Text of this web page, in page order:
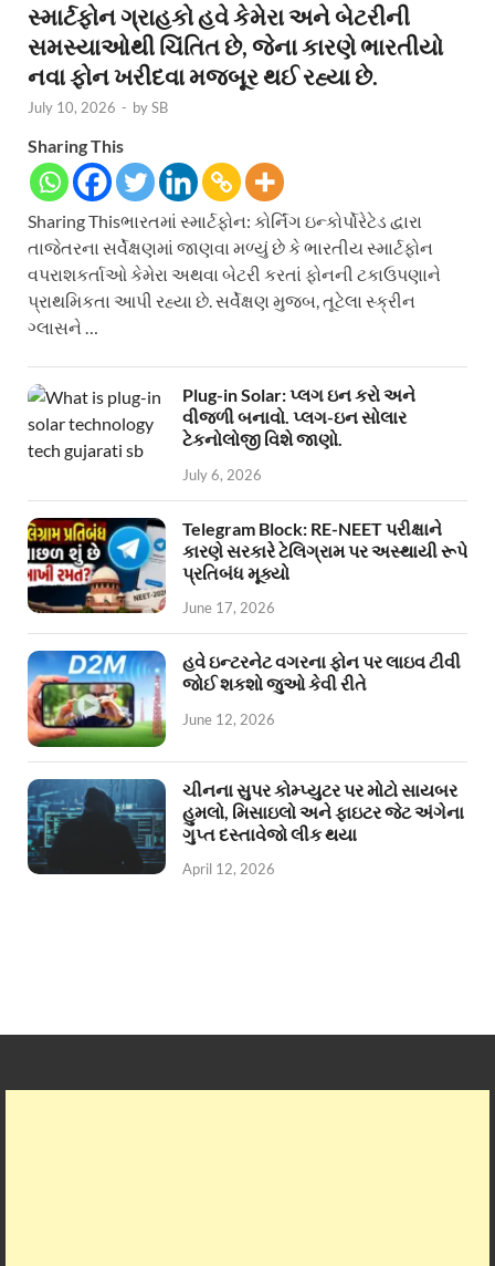
સ્માર્ટફોન ગ્રાહકો હવે કેમેરા અને બેટરીની
સમસ્યાઓથી ચિંતિત છે, જેના કારણે ભારતીયો
નવા ફોન ખરીદવા મજબૂર થઈ રહ્યા છે.
July 10, 2026 - bySB
Sharing This
Sharing Thisભારતમાં સ્માર્ટફોન: કોર્નિંગ ઇન્કોર્પોરેટેડ દ્વારા
તાજેતરના સર્વેક્ષણમાં જાણવા મળ્યું છે કે ભારતીય સ્માર્ટફોન
વપરાશકર્તાઓ કેમેરા અથવા બેટરી કરતાં ફોનની ટકાઉપણાને
પ્રાથમિકતા આપી રહ્યા છે. સર્વેક્ષણ મુજબ, તૂટેલા સ્ક્રીન
ગ્લાસને …
Plug-in Solar: પ્લગ ઇન કરો અને
વીજળી બનાવો. પ્લગ-ઇન સોલાર
ટેકનોલોજી વિશે જાણો.
July 6, 2026
Telegram Block: RE-NEET પરીક્ષાને
કારણે સરકારે ટેલિગ્રામ પર અસ્થાયી રૂપે
પ્રતિબંધ મૂક્યો
June 17, 2026
હવે ઇન્ટરનેટ વગરના ફોન પર લાઇવ ટીવી
જોઈ શકશો જુઓ કેવી રીતે
June 12, 2026
ચીનના સુપર કોમ્પ્યુટર પર મોટો સાયબર
હુમલો, મિસાઇલો અને ફાઇટર જેટ અંગેના
ગુપ્ત દસ્તાવેજો લીક થયા
April 12, 2026